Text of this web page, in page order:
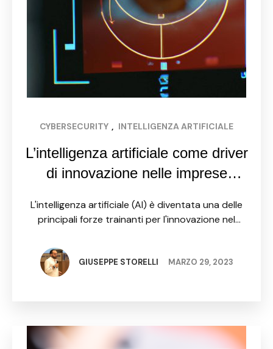
CYBERSECURITY , INTELLIGENZA ARTIFICIALE
L’intelligenza artificiale come driver
di innovazione nelle imprese
L'intelligenza artificiale (AI) è diventata una delle
principali forze trainanti per l'innovazione nel
imprese stanno adottando sempre di più
tecnologie basate sull'AI per migliorare la …
GIUSEPPE STORELLI MARZO 29, 2023